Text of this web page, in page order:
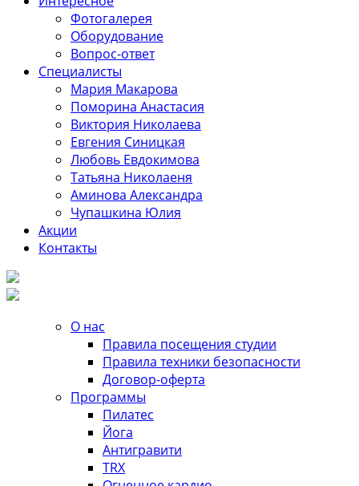
Фотогалерея
Оборудование
Вопрос-ответ
Специалисты
Мария Макарова
Поморина Анастасия
Виктория Николаева
Евгения Синицкая
Любовь Евдокимова
Татьяна Николаеня
Аминова Александра
Чупашкина Юлия
Акции
Контакты
О нас
Правила посещения студии
Правила техники безопасности
Договор-оферта
Программы
Пилатес
Йога
Антигравити
TRX